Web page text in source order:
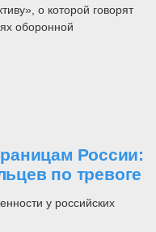
о которой говорят
оборонной
России:
по тревоге
у российских